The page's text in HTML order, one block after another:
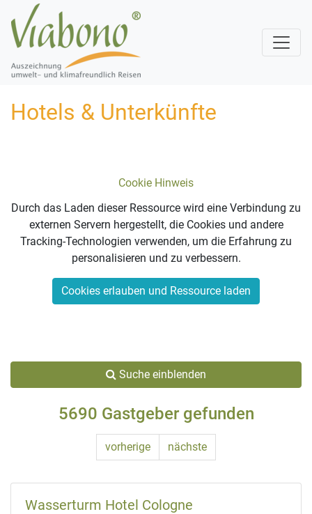
Hotels & Unterkünfte
Cookie Hinweis
Durch das Laden dieser Ressource wird eine Verbindung zu
externen Servern hergestellt, die Cookies und andere
Tracking-Technologien verwenden, um die Erfahrung zu
personalisieren und zu verbessern.
Cookies erlauben und Ressource laden
Suche einblenden
5690 Gastgeber gefunden
vorherige nächste
Wasserturm Hotel Cologne